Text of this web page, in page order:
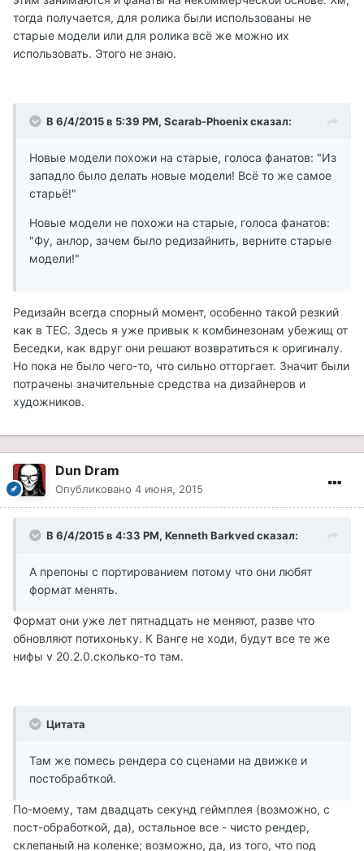
тогда получается, для ролика были использованы не
старые модели или для ролика всё же можно их
использовать. Этого не знаю.
В 6/4/2015 в 5:39 PM, Scarab-Phoenix сказал:
Новые модели похожи на старые, голоса фанатов: "Из
западло было делать новые модели! Всё то же самое
старьё!"
Новые модели не похожи на старые, голоса фанатов:
"Фу, анлор, зачем было редизайнить, верните старые
модели!"
Редизайн всегда спорный момент, особенно такой резкий
как в ТЕС. Здесь я уже привык к комбинезонам убежищ от
Беседки, как вдруг они решают возвратиться к оригиналу.
Но пока не было чего-то, что сильно отторгает. Значит были
потрачены значительные средства на дизайнеров и
художников.
Dun Dram
Опубликовано 4 июня, 2015
В 6/4/2015 в 4:33 PM, Kenneth Barkved сказал:
А препоны с портированием потому что они любят
формат менять.
Формат они уже лет пятнадцать не меняют, разве что
обновляют потихоньку. К Ванге не ходи, будут все те же
нифы v 20.2.0.сколько-то там.
Цитата
Там же помесь рендера со сценами на движке и
постобрабткой.
По-моему, там двадцать секунд геймплея (возможно, с
пост-обработкой, да), остальное все - чисто рендер,
склепаный на коленке; возможно, да, из того, что под